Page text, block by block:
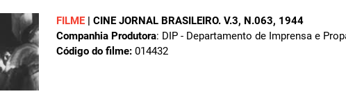
FILME | CINE JORNAL BRASILEIRO. V.3, N.063, 1944
Companhia Produtora: DIP - Departamento de Imprensa e
Código do filme: 014432